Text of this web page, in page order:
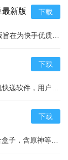
新版
下载
下载
下载